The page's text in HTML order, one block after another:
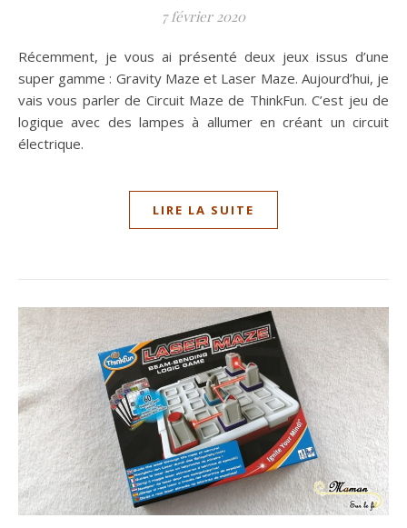
7 février 2020
Récemment, je vous ai présenté deux jeux issus d’une
super gamme : Gravity Maze et Laser Maze. Aujourd’hui, je
vais vous parler de Circuit Maze de ThinkFun. C’est jeu de
logique avec des lampes à allumer en créant un circuit
électrique.
LIRE LA SUITE